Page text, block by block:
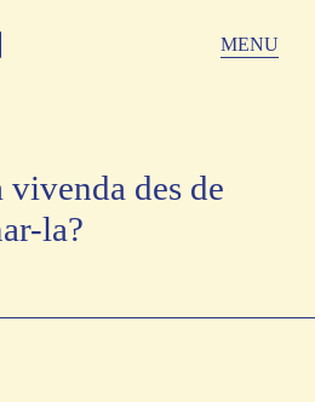
MENU
des de
la?